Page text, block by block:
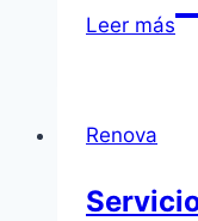
Leer más
Renova